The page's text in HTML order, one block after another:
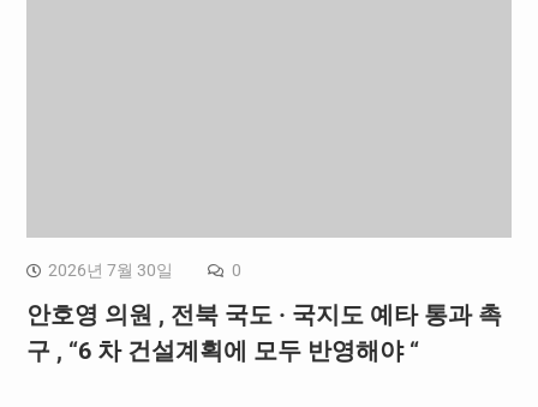
2026년 7월 30일 0
안호영 의원 , 전북 국도 · 국지도 예타 통과 촉
구 , “6 차 건설계획에 모두 반영해야 “